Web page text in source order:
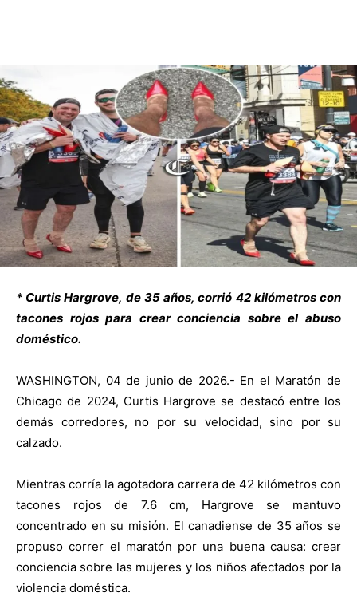
* Curtis Hargrove, de 35 años, corrió 42 kilómetros con
tacones rojos para crear conciencia sobre el abuso
doméstico.
WASHINGTON, 04 de junio de 2026.- En el Maratón de
Chicago de 2024, Curtis Hargrove se destacó entre los
demás corredores, no por su velocidad, sino por su
calzado.
Mientras corría la agotadora carrera de 42 kilómetros con
tacones rojos de 7.6 cm, Hargrove se mantuvo
concentrado en su misión. El canadiense de 35 años se
propuso correr el maratón por una buena causa: crear
conciencia sobre las mujeres y los niños afectados por la
violencia doméstica.